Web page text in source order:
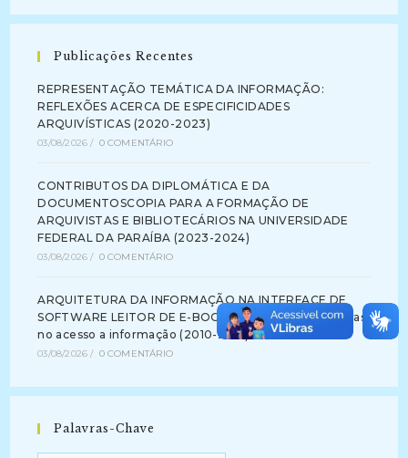
Publicações Recentes
REPRESENTAÇÃO TEMÁTICA DA INFORMAÇÃO:
REFLEXÕES ACERCA DE ESPECIFICIDADES
ARQUIVÍSTICAS (2020-2023)
03/08/2026 / 0 COMENTÁRIO
CONTRIBUTOS DA DIPLOMÁTICA E DA
DOCUMENTOSCOPIA PARA A FORMAÇÃO DE
ARQUIVISTAS E BIBLIOTECÁRIOS NA UNIVERSIDADE
FEDERAL DA PARAÍBA (2023-2024)
03/08/2026 / 0 COMENTÁRIO
ARQUITETURA DA INFORMAÇÃO NA INTERFACE DE
SOFTWARE LEITOR DE E-BOOK: identificando barreiras
no acesso a informação (2010-2012)
03/08/2026 / 0 COMENTÁRIO
Palavras-Chave